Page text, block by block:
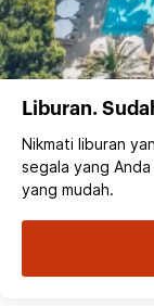
Liburan.
Nikmati liburan
segala yang
yang mudah.